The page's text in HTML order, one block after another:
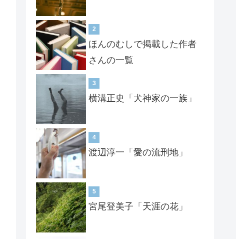
2
ほんのむしで掲載した作者
さんの一覧
3
横溝正史「犬神家の一族」
4
渡辺淳一「愛の流刑地」
5
宮尾登美子「天涯の花」